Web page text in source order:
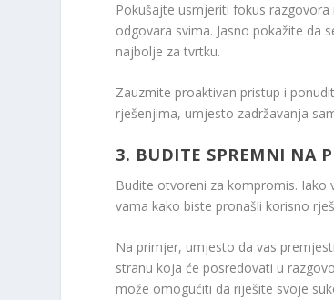
Pokušajte usmjeriti fokus
odgovara svima. Jasno pokažite
najbolje za tvrtku.
Zauzmite proaktivan pristup i
rješenjima, umjesto zadržavanja
3. BUDITE SPREMNI NA
Budite otvoreni za kompromis.
vama kako biste pronašli korisno
Na primjer, umjesto da vas
stranu koja će posredovati u
može omogućiti da riješite svoje